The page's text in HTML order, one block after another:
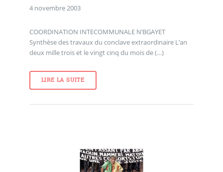
4 novembre 2003
COORDINATION INTECOMMUNALE N’BGAYET
Synthèse des travaux du conclave extraordinaire L’an
deux mille trois et le vingt cinq du mois de (…)
LIRE LA SUITE